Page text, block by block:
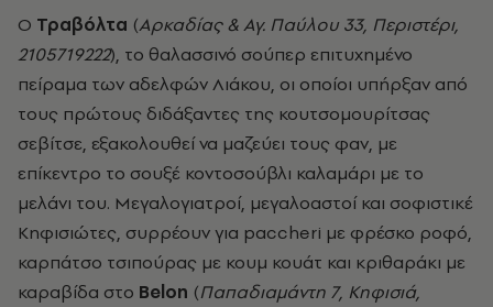
Τραβόλτα (Αρκαδίας & Αγ. Παύλου 33, Περιστέρι,
2105719222), το θαλασσινό σούπερ επιτυχημένο
πείραμα των αδελφών Λιάκου, οι οποίοι υπήρξαν από
τους πρώτους διδάξαντες της κουτσομουρίτσας
σεβίτσε, εξακολουθεί να μαζεύει τους φαν, με
επίκεντρο το σουξέ κοντοσούβλι καλαμάρι με το
μελάνι του. Μεγαλογιατροί, μεγαλοαστοί και σοφιστικέ
Κηφισιώτες, συρρέουν για paccheri με φρέσκο ροφό,
καρπάτσο τσιπούρας με κουμ κουάτ και κριθαράκι με
καραβίδα στο Belon (Παπαδιαμάντη 7, Κηφισιά,